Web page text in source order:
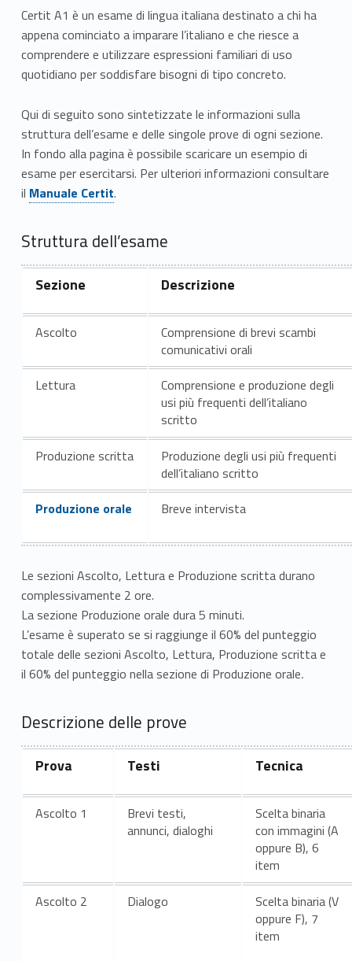
L
i
v
e
l
l
o
A
1
:
i
e
l
d
i
c
o
n
t
a
t
Certit A1 è un esame di lingua italiana destinato a chi ha
appena cominciato a imparare l’italiano e che riesce a
comprendere e utilizzare espressioni familiari di uso
quotidiano per soddisfare bisogni di tipo concreto.
Qui di seguito sono sintetizzate le informazioni sulla
struttura dell’esame e delle singole prove di ogni sezione.
In fondo alla pagina è possibile scaricare un esempio di
esame per esercitarsi. Per ulteriori informazioni consultare
il Link identifier #identifier__16978-1
Manuale Certit.
Struttura dell’esame
Sezione Descrizione
Ascolto
Comprensione di brevi scambi
comunicativi orali
Lettura
Comprensione e produzione degli
usi più frequenti dell’italiano
scritto
Produzione scritta
Produzione degli usi più frequenti
dell’italiano scritto
Link identifier #identifier__18646-2
Produzione orale Breve intervista
Le sezioni Ascolto, Lettura e Produzione scritta durano
complessivamente 2 ore.
La sezione Produzione orale dura 5 minuti.
L’esame è superato se si raggiunge il 60% del punteggio
totale delle sezioni Ascolto, Lettura, Produzione scritta e
il 60% del punteggio nella sezione di Produzione orale.
Descrizione delle prove
Prova Testi Tecnica
Ascolto 1
Brevi testi,
annunci, dialoghi
Scelta binaria
con immagini (A
oppure B), 6
item
Ascolto 2 Dialogo
Scelta binaria (V
oppure F), 7
item